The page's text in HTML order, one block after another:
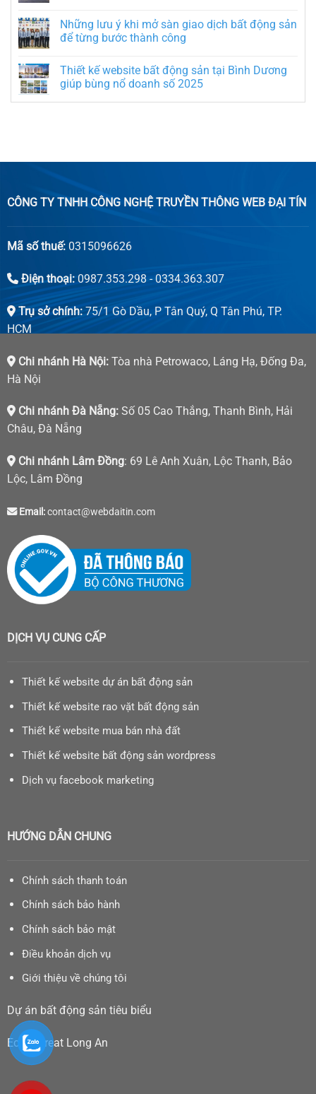
Những lưu ý khi mở sàn giao dịch bất động sản
để từng bước thành công
Thiết kế website bất động sản tại Bình Dương
giúp bùng nổ doanh số 2025
CÔNG TY TNHH CÔNG NGHỆ TRUYỀN THÔNG WEB ĐẠI TÍN
Mã số thuế:0315096626
Điện thoại:0987.353.298 - 0334.363.307
Trụ sở chính:75/1 Gò Dầu, P Tân Quý, Q Tân Phú, TP.
HCM
Chi nhánh Hà Nội:Tòa nhà Petrowaco, Láng Hạ, Đống Đa,
Hà Nội
Chi nhánh Đà Nẵng:Số 05 Cao Thắng, Thanh Bình, Hải
Châu, Đà Nẵng
Chi nhánh Lâm Đồng: 69 Lê Anh Xuân, Lộc Thanh, Bảo
Lộc, Lâm Đồng
Email:contact@webdaitin.com
DỊCH VỤ CUNG CẤP
Thiết kế website dự án bất động sản
Thiết kế website rao vặt bất động sản
Thiết kế website mua bán nhà đất
Thiết kế website bất động sản wordpress
Dịch vụ facebook marketing
HƯỚNG DẪN CHUNG
Chính sách thanh toán
Chính sách bảo hành
Chính sách bảo mật
Điều khoản dịch vụ
Giới thiệu về chúng tôi
Dự án bất động sản tiêu biểu
Eco Retreat Long An